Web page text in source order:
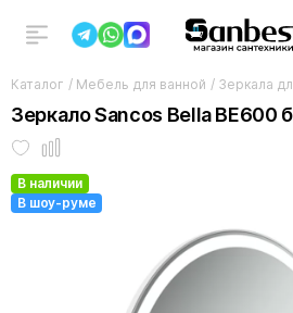
Каталог / Мебель для ванной / Зеркала
Зеркало Sancos Bella BE600
В наличии
В шоу-руме